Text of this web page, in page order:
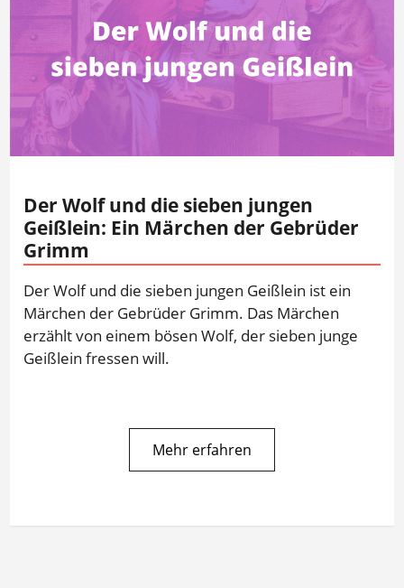
Der Wolf und die sieben jungen
Geißlein: Ein Märchen der Gebrüder
Grimm
Der Wolf und die sieben jungen Geißlein ist ein
Märchen der Gebrüder Grimm. Das Märchen
erzählt von einem bösen Wolf, der sieben junge
Geißlein fressen will.
Mehr erfahren